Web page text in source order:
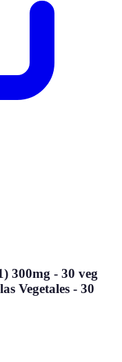
300mg - 30 veg
Vegetales - 30